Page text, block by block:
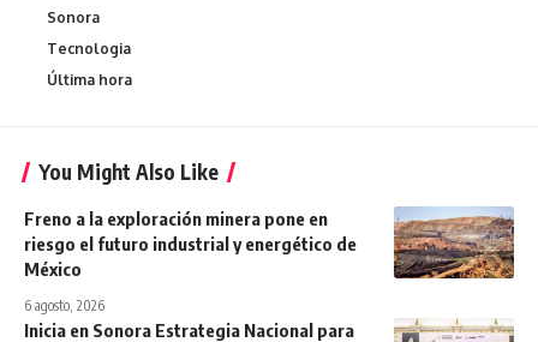
Sonora
Tecnologia
Última hora
You Might Also Like
Freno a la exploración minera pone en
riesgo el futuro industrial y energético de
México
6 agosto, 2026
Inicia en Sonora Estrategia Nacional para